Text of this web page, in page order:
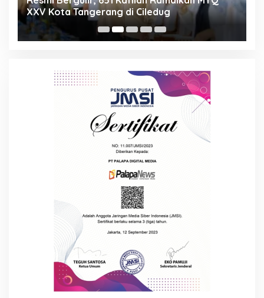
XXV Kota Tangerang di Ciledug